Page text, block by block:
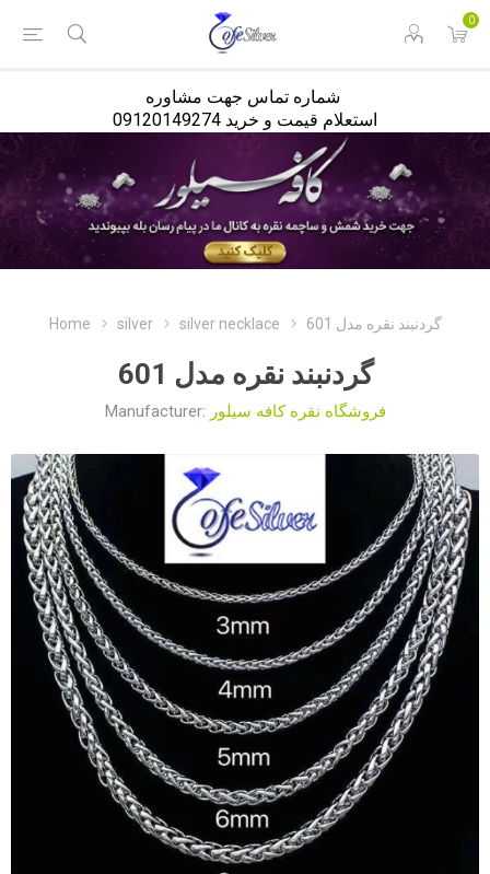
0
استعلام قیمت و خرید 09120149274
Home silver silver necklace گردنبند نقره مدل 601
گردنبند نقره مدل 601
Manufacturer: فروشگاه نقره کافه سیلور